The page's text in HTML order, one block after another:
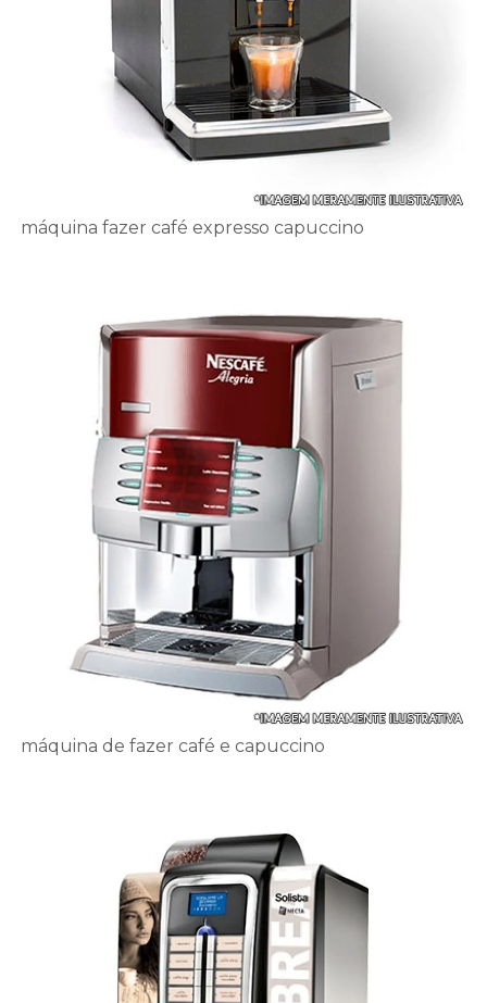
máquina fazer café expresso capuccino
máquina de fazer café e capuccino